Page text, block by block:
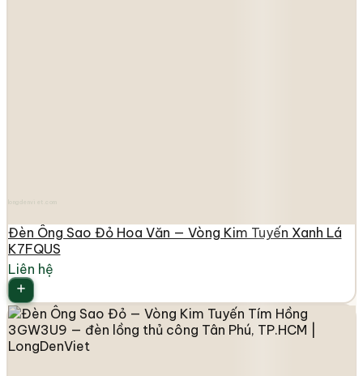
Đèn Ông Sao Đỏ Hoa Văn — Vòng Kim Tuyến Xanh Lá
K7FQUS
Liên hệ